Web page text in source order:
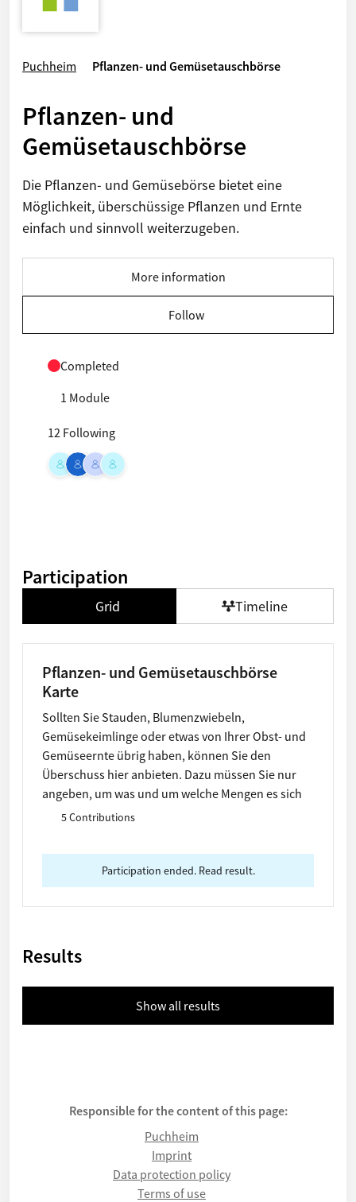
Puchheim Pflanzen- und Gemüsetauschbörse
Pflanzen- und
Gemüsetauschbörse
Die Pflanzen- und Gemüsebörse bietet eine
Möglichkeit, überschüssige Pflanzen und Ernte
einfach und sinnvoll weiterzugeben.
More information
Follow
Completed
1 Module
12 Following
Participation
Grid Timeline
Pflanzen- und Gemüsetauschbörse
Karte
Sollten Sie Stauden, Blumenzwiebeln,
Gemüsekeimlinge oder etwas von Ihrer Obst- und
Gemüseernte übrig haben, können Sie den
Überschuss hier anbieten. Dazu müssen Sie nur
angeben, um was und um welche Mengen es sich
handelt. Ein Pin auf der Karte gibt den Abholort an.
und/oder Adresse im Steckbrief oder markieren
Sie den Bürgergarten (Obere
Lagerstraße/Rossmann), der jeden 1. und 3.
Dienstag von Mai bis Ende Oktober ab 18 Uhr als
5 Contributions
Participation ended. Read result.
Results
Show all results
Responsible for the content of this page:
Puchheim
Imprint
Data protection policy
Terms of use